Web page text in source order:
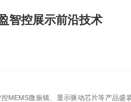
智控展示前沿技术
控MEMS微振镜 、显示驱动芯片等产